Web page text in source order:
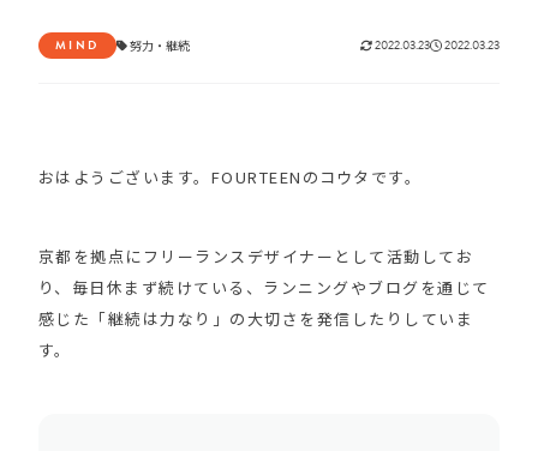
MIND 努力・ 継続 2022.03.23 2022.03.23
おはようございます。FOURTEENのコウタです。
京都を拠点にフリーランスデザイナーとして活動してお
り、毎日休まず続けている、ランニングやブログを通じて
感じた「継続は力なり」の大切さを発信したりしていま
す。